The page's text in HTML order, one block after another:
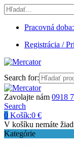
Pracovná
Registrácia /
Search for:
Zavolajte nám 0918
Search
0 Košík:0 €
V košíku nemáte
Kategórie